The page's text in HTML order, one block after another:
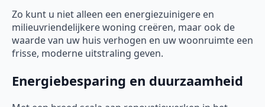
Zo kunt u niet alleen een energiezuinigere en
milieuvriendelijkere woning creëren, maar ook de
waarde van uw huis verhogen en uw woonruimte een
frisse, moderne uitstraling geven.
Energiebesparing en duurzaamheid